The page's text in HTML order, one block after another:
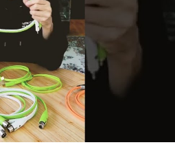
Reproducir video